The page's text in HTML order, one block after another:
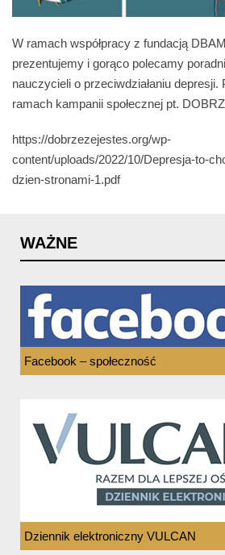
W ramach współpracy z fundacją
prezentujemy i gorąco polecamy
nauczycieli o przeciwdziałaniu depresji.
ramach kampanii społecznej pt.
https://dobrzezejestes.org/wp-
content/uploads/2022/10/Depresja-to-
dzien-stronami-1.pdf
WAŻNE
Facebook – społeczność
Dziennik elektroniczny VULCAN